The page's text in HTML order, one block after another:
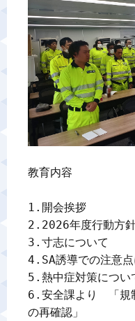
反社
カスタマーハラ
プラ
教育内容
1.開会挨拶
2.2026年度行動方
3.寸志について
4.SA誘導での注意点
5.熱中症対策につい
6.安全課より　「規
の再確認」